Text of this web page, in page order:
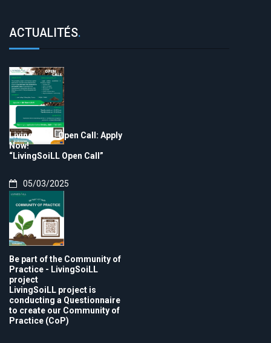
ACTUALITÉS.
LivingSoiLL Open Call: Apply
Now!
“LivingSoiLL Open Call”
05/03/2025
Be part of the Community of
Practice - LivingSoiLL
project
LivingSoiLL project is
conducting a Questionnaire
to create our Community of
Practice (CoP)